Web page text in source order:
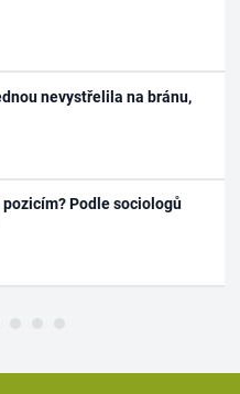
nevystřelila na bránu,
Podle sociologů